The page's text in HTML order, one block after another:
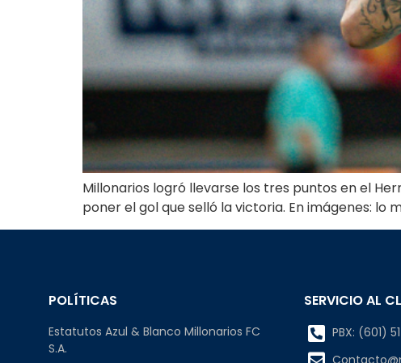
Millonarios logró llevarse los tres puntos en el
poner el gol que selló la victoria. En imágenes: lo
POLÍTICAS
Estatutos Azul & Blanco Millonarios FC
S.A.
SERVICIO AL
PBX: (601)